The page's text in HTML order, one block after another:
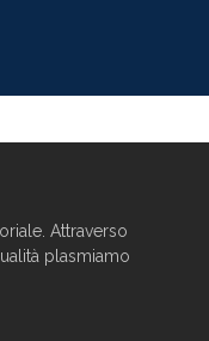
Attraverso
à p lasmiamo